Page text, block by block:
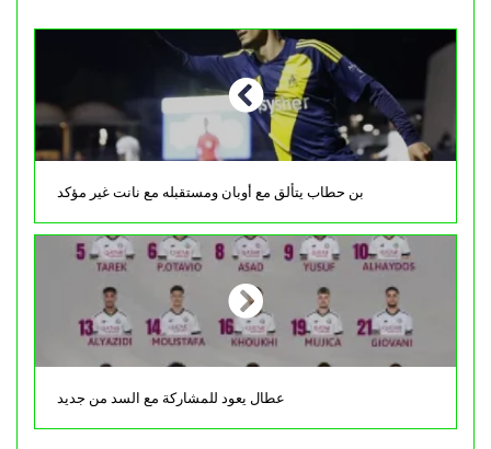
بن حطاب يتألق مع أوبان ومستقبله مع نانت غير مؤكد
عطال يعود للمشاركة مع السد من جديد